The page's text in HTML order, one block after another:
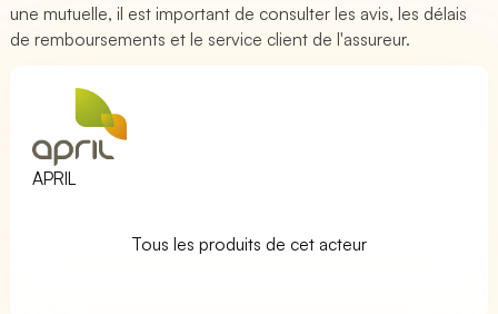
une mutuelle, il est important de consulter les avis, les délais
de remboursements et le service client de l'assureur.
APRIL
Tous les produits de cet acteur